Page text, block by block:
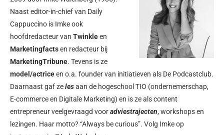
Naast editor-in-chief van Daily
Cappuccino is Imke ook
hoofdredacteur van Twinkleen
Marketingfactsen redacteur bij
MarketingTribune. Tevens is ze
model/actriceen o.a. founder van initiatieven als De Podcastclub.
Daarnaast gaf zelesaan de hogeschool TIO (ondernemerschap,
E-commerce en Digitale Marketing) en is ze als content
entrepreneur veelgevraagd vooradviestrajecten, workshops en
lezingen. Haar motto? “Always be curious”. Volg Imke op